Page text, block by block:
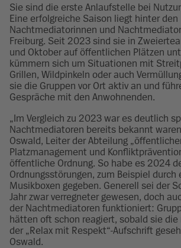
Sie sind die erste Anlaufstelle bei
Eine erfolgreiche Saison liegt hinter den
Nachtmediatorinnen und
Freiburg. Seit 2023 sind sie in
und Oktober auf öffentlichen Plätzen
kümmern sich um Situationen mit
Grillen, Wildpinkeln oder auch
sie die Gruppen vor Ort aktiv an und
Gespräche mit den Anwohnenden.
„Im Vergleich zu 2023 war es deutlich
Nachtmediatoren bereits bekannt
Oswald, Leiter der Abteilung
Platzmanagement und
öffentliche Ordnung. So habe es 2024
Ordnungsstörungen, zum Beispiel durch
Musikboxen gegeben. Generell sei der
Jahr zwar verregneter gewesen, doch
der Nachtmediatoren funktioniert:
hätten oft schon reagiert, sobald sie
der „Relax mit Respekt“-Aufschrift
Oswald.